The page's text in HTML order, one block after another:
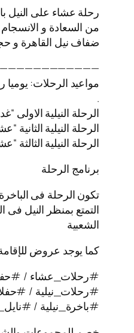
رحلة عشاء على النيل
من السعادة و
ضفاف نيل القاهرة و
مواعيد الرحلات:
.
الرحلة النيلية الاولى “غداء” :
الرحلة النيلية الثانية “عشاء” :
الرحلة النيلية الثالثة “عشاء” :
برنامج الرحلة
تكون الرحلة فى
التمتع بمنظر النيل فى
الشعبية
كما يوجد عروض
#رحلات_عشاء /
#رحلات_نيلية /
#باخرة_نيلية /